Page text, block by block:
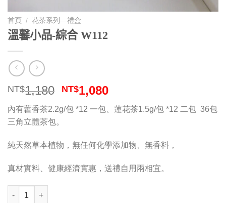
首頁 / 花茶系列—禮盒
溫馨小品-綜合 W112
NT$1,180 原
始
價
NT$1,180。
NT$1,080目
前
價
NT$1,080。
內有藿香茶2.2g/包 *12 一包、蓮花茶1.5g/包 *12 二包 36包
三角立體茶包。
純天然草本植物，無任何化學添加物、無香料，
真材實料、健康經濟實惠，送禮自用兩相宜。
溫馨小品-綜合 W112 數量